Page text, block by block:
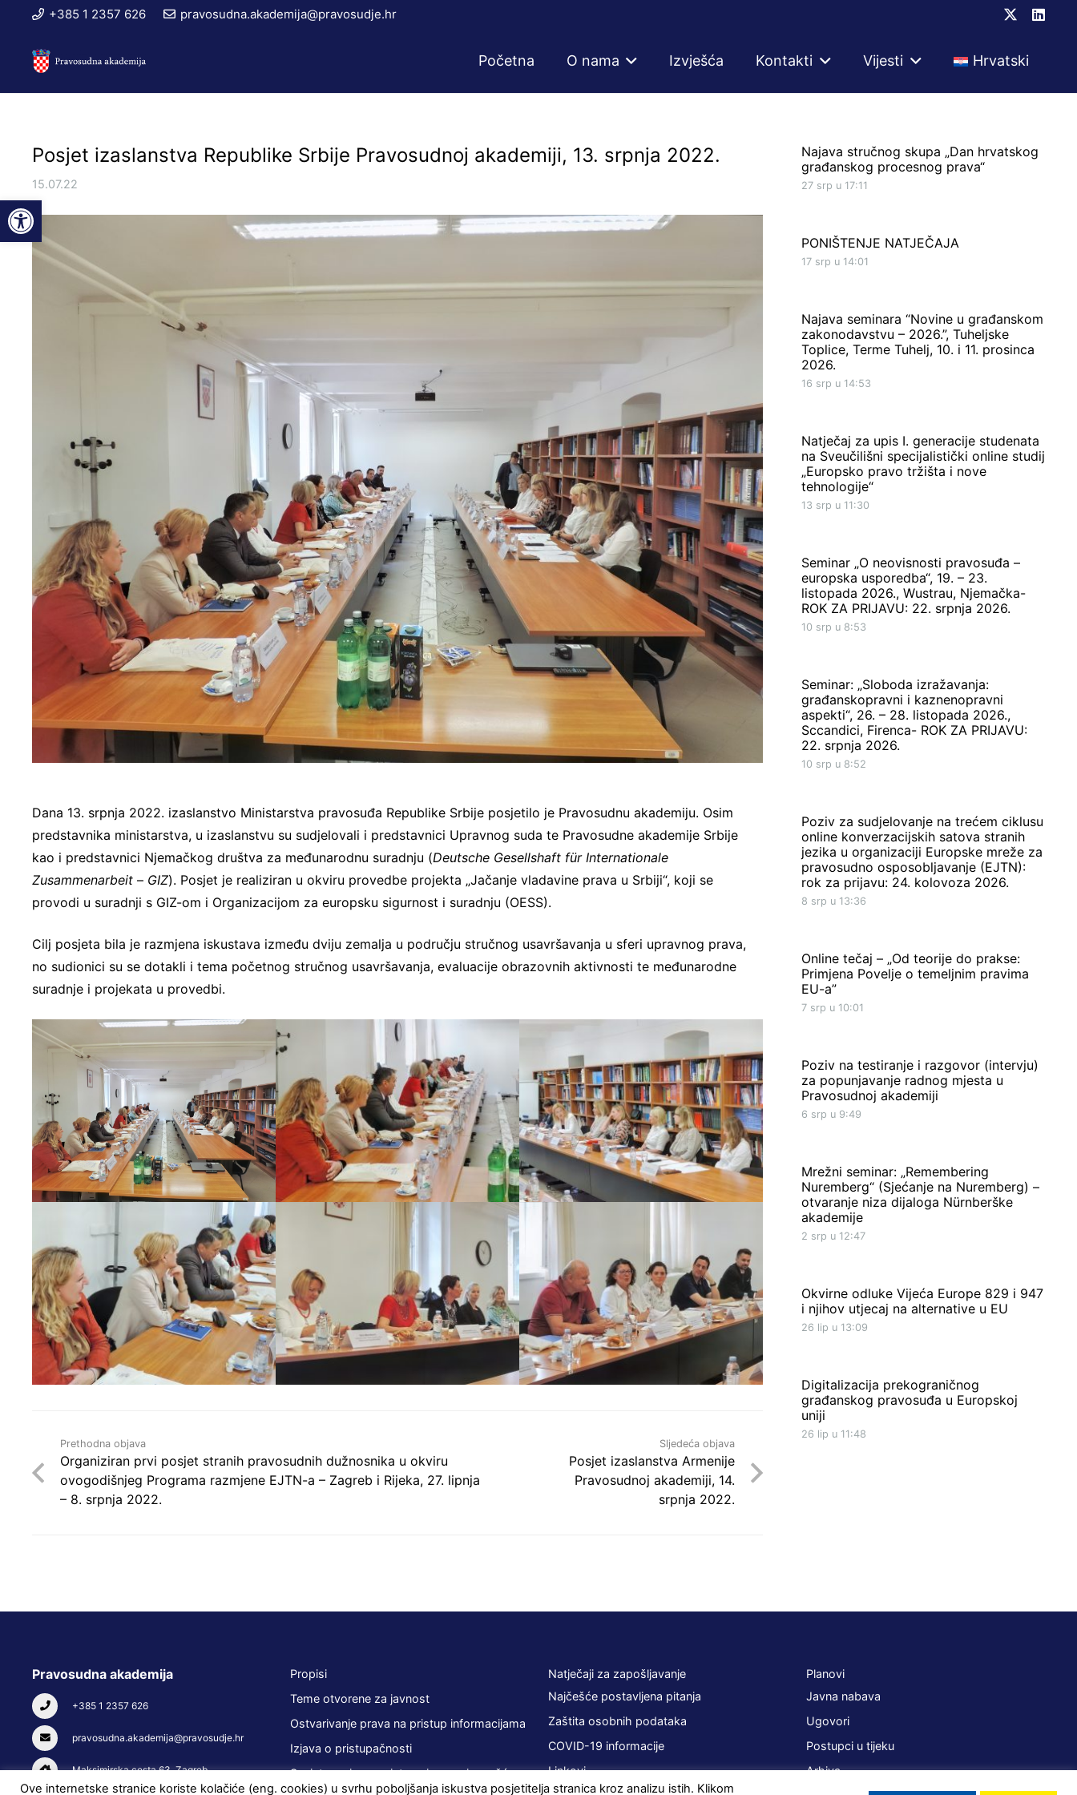
Open toolbar
+385 1 2357 626 pravosudna.akademija@pravosudje.hr
Početna O nama Izvješća Kontakti Vijesti Hrvatski
Posjet izaslanstva Republike Srbije Pravosudnoj akademiji, 13. srpnja 2022.
15.07.22
Dana 13. srpnja 2022. izaslanstvo Ministarstva pravosuđa Republike Srbije posjetilo je Pravosudnu akademiju. Osim
predstavnika ministarstva, u izaslanstvu su sudjelovali i predstavnici Upravnog suda te Pravosudne akademije Srbije
kao i predstavnici Njemačkog društva za međunarodnu suradnju (Deutsche Gesellshaft für Internationale
Zusammenarbeit – GIZ). Posjet je realiziran u okviru provedbe projekta „Jačanje vladavine prava u Srbiji“, koji se
provodi u suradnji s GIZ-om i Organizacijom za europsku sigurnost i suradnju (OESS).
Cilj posjeta bila je razmjena iskustava između dviju zemalja u području stručnog usavršavanja u sferi upravnog prava,
no sudionici su se dotakli i tema početnog stručnog usavršavanja, evaluacije obrazovnih aktivnosti te međunarodne
suradnje i projekata u provedbi.
Prethodna objava
Organiziran prvi posjet stranih pravosudnih dužnosnika u okviru
ovogodišnjeg Programa razmjene EJTN-a – Zagreb i Rijeka, 27. lipnja
– 8. srpnja 2022.
Sljedeća objava
Posjet izaslanstva Armenije
Pravosudnoj akademiji, 14.
srpnja 2022.
Najava stručnog skupa „Dan hrvatskog
građanskog procesnog prava“
27 srp u 17:11
PONIŠTENJE NATJEČAJA
17 srp u 14:01
Najava seminara “Novine u građanskom
zakonodavstvu – 2026.”, Tuheljske
Toplice, Terme Tuhelj, 10. i 11. prosinca
2026.
16 srp u 14:53
Natječaj za upis I. generacije studenata
na Sveučilišni specijalistički online studij
„Europsko pravo tržišta i nove
tehnologije“
13 srp u 11:30
Seminar „O neovisnosti pravosuđa –
europska usporedba“, 19. – 23.
listopada 2026., Wustrau, Njemačka-
ROK ZA PRIJAVU: 22. srpnja 2026.
10 srp u 8:53
Seminar: „Sloboda izražavanja:
građanskopravni i kaznenopravni
aspekti“, 26. – 28. listopada 2026.,
Sccandici, Firenca- ROK ZA PRIJAVU:
22. srpnja 2026.
10 srp u 8:52
Poziv za sudjelovanje na trećem ciklusu
online konverzacijskih satova stranih
jezika u organizaciji Europske mreže za
pravosudno osposobljavanje (EJTN):
rok za prijavu: 24. kolovoza 2026.
8 srp u 13:36
Online tečaj – „Od teorije do prakse:
Primjena Povelje o temeljnim pravima
EU-a”
7 srp u 10:01
Poziv na testiranje i razgovor (intervju)
za popunjavanje radnog mjesta u
Pravosudnoj akademiji
6 srp u 9:49
Mrežni seminar: „Remembering
Nuremberg“ (Sjećanje na Nuremberg) –
otvaranje niza dijaloga Nürnberške
akademije
2 srp u 12:47
Okvirne odluke Vijeća Europe 829 i 947
i njihov utjecaj na alternative u EU
26 lip u 13:09
Digitalizacija prekograničnog
građanskog pravosuđa u Europskoj
uniji
26 lip u 11:48
Pravosudna akademija
+385 1 2357 626
pravosudna.akademija@pravosudje.hr
Maksimirska cesta 63, Zagreb
Propisi
Teme otvorene za javnost
Ostvarivanje prava na pristup informacijama
Izjava o pristupačnosti
Savjetovanja sa zainteresiranom javnošću
Natječaji za zapošljavanje
Najčešće postavljena pitanja
Zaštita osobnih podataka
COVID-19 informacije
Linkovi
Planovi
Javna nabava
Ugovori
Postupci u tijeku
Arhiva
Ove internetske stranice koriste kolačiće (eng. cookies) u svrhu poboljšanja iskustva posjetitelja stranica kroz analizu istih. Klikom